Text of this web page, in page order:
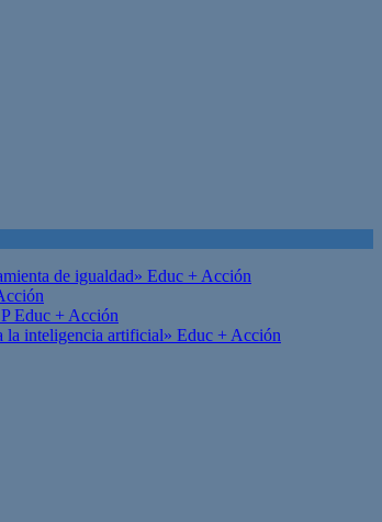
de igualdad» Educ + Acción
Educ + Acción
la inteligencia artificial» Educ + Acción